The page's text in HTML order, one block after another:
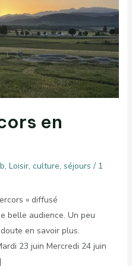
en
, Loisir, culture, séjours / 1
» diffusé
belle audience. Un peu
en savoir plus.
23 juin Mercredi 24 juin